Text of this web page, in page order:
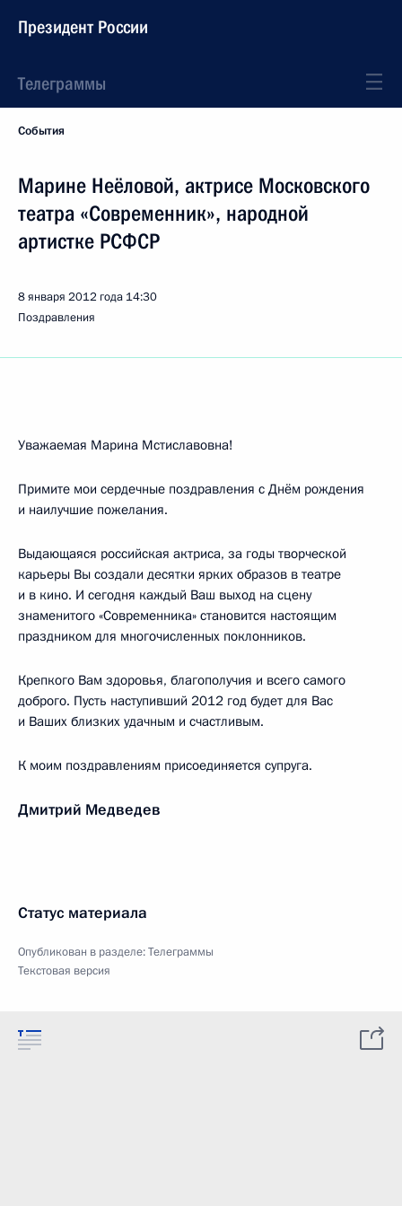
Президент России
Телеграммы
События
Марине Неёловой, актрисе Московского
театра «Современник», народной
артистке РСФСР
8 января 2012 года 14:30
Поздравления
Уважаемая Марина Мстиславовна!
Примите мои сердечные поздравления с Днём рождения
и наилучшие пожелания.
Выдающаяся российская актриса, за годы творческой
карьеры Вы создали десятки ярких образов в театре
и в кино. И сегодня каждый Ваш выход на сцену
знаменитого «Современника» становится настоящим
праздником для многочисленных поклонников.
Крепкого Вам здоровья, благополучия и всего самого
доброго. Пусть наступивший 2012 год будет для Вас
и Ваших близких удачным и счастливым.
К моим поздравлениям присоединяется супруга.
Дмитрий Медведев
Статус материала
Опубликован в разделе:Телеграммы
Текстовая версия